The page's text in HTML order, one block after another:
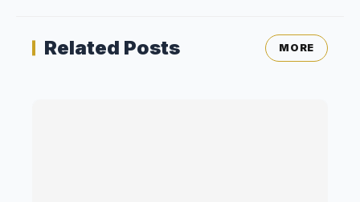
Related Posts MORE